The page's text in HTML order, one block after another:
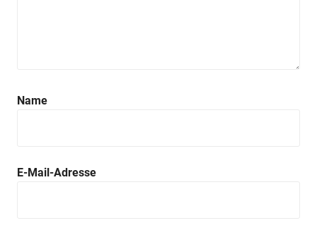
Name
E-Mail-Adresse